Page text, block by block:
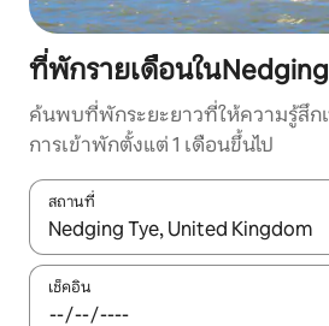
ที่พักรายเดือนใน
ค้นพบที่พักระยะยาวที่ให้ความรู้สึก
การเข้าพักตั้งแต่ 1 เดือนขึ้นไป
สถานที่
ใช้ลูกศรขึ้นลง หรือใช้การสัมผัสหรือปัด
เช็คอิน